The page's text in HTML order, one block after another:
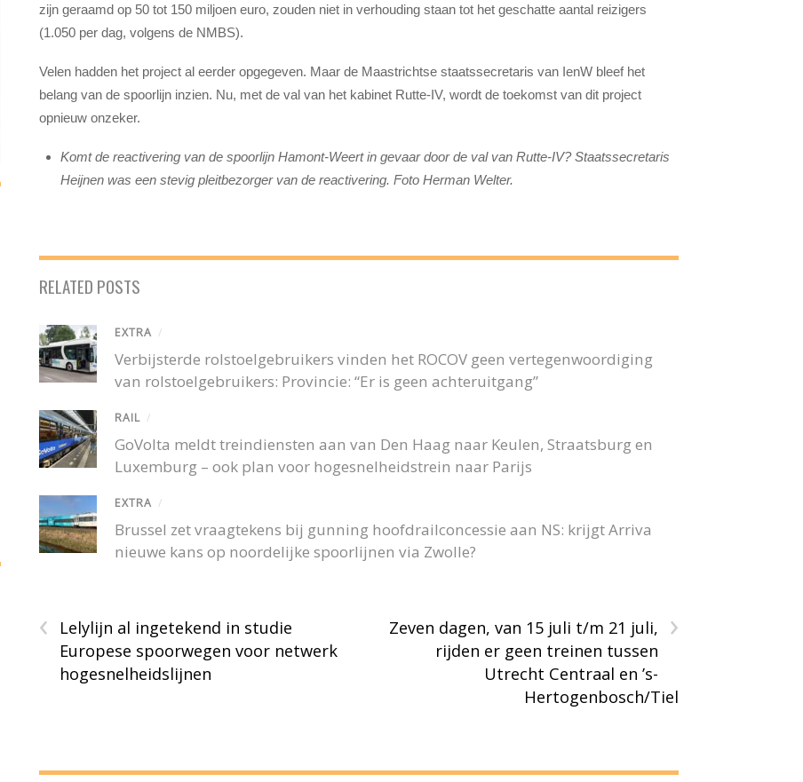
zijn geraamd op 50 tot 150 miljoen euro, zouden niet in verhouding staan tot het geschatte aantal reizigers
(1.050 per dag, volgens de NMBS).
Velen hadden het project al eerder opgegeven. Maar de Maastrichtse staatssecretaris van IenW bleef het
belang van de spoorlijn inzien. Nu, met de val van het kabinet Rutte-IV, wordt de toekomst van dit project
opnieuw onzeker.
Komt de reactivering van de spoorlijn Hamont-Weert in gevaar door de val van Rutte-IV? Staatssecretaris
Heijnen was een stevig pleitbezorger van de reactivering. Foto Herman Welter.
RELATED POSTS
EXTRA /
Verbijsterde rolstoelgebruikers vinden het ROCOV geen vertegenwoordiging
van rolstoelgebruikers: Provincie: “Er is geen achteruitgang”
RAIL /
GoVolta meldt treindiensten aan van Den Haag naar Keulen, Straatsburg en
Luxemburg – ook plan voor hogesnelheidstrein naar Parijs
EXTRA /
Brussel zet vraagtekens bij gunning hoofdrailconcessie aan NS: krijgt Arriva
nieuwe kans op noordelijke spoorlijnen via Zwolle?
‹
Lelylijn al ingetekend in studie
Europese spoorwegen voor netwerk
hogesnelheidslijnen
›
Zeven dagen, van 15 juli t/m 21 juli,
rijden er geen treinen tussen
Utrecht Centraal en ’s-
Hertogenbosch/Tiel